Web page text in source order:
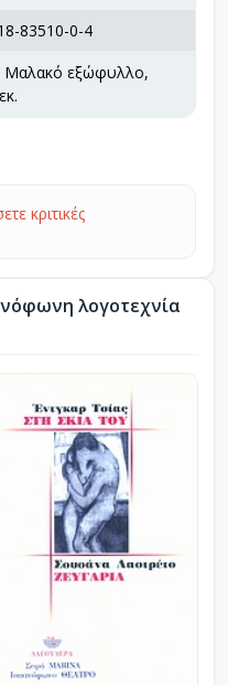
83510-0-4
Μαλακό εξώφυλλο,
κριτικές
λογοτεχνία